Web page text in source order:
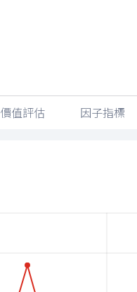
價值評估 因子指標